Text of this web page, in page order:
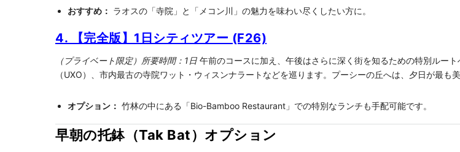
おすすめ： ラオスの「寺院」と「メコン川」の魅力を味わい尽くしたい方に。
4. 【完全版】1日シティツアー (F26)
（プライベート限定）所要時間：1日 午前のコースに加え、午後はさらに深く街を知るための特別ルー
（UXO）、市内最古の寺院ワット・ウィスンナラートなどを巡ります。プーシーの丘へは、夕日が最も
オプション： 竹林の中にある「Bio-Bamboo Restaurant」での特別なランチも手配可能です。
早朝の托鉢（Tak Bat）オプション